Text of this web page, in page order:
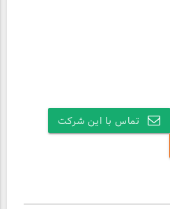
تماس با این شرکت